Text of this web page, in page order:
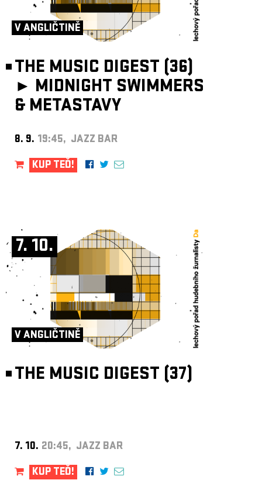
V ANGLIČTINĚ
THE MUSIC DIGEST (36)
► MIDNIGHT SWIMMERS
& METASTAVY
8. 9. 19:45, JAZZ BAR
KUP TEĎ!
7. 10.
V ANGLIČTINĚ
THE MUSIC DIGEST (37)
7. 10. 20:45, JAZZ BAR
KUP TEĎ!